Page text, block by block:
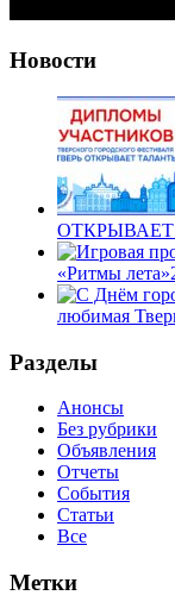
Новости
ОТКРЫВАЕТ
«Ритмы лета»
любимая
Разделы
Анонсы
Без рубрики
Объявления
Отчеты
События
Статьи
Все
Метки